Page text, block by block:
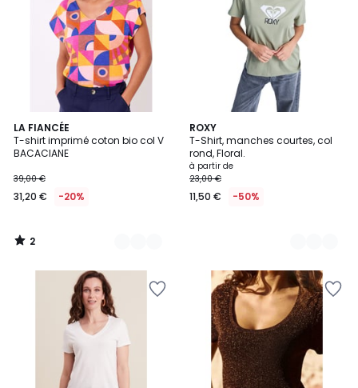
LA FIANCÉE
T-shirt imprimé coton bio col V
BACACIANE
39,00 €
31,20 € -20%
2
/
5
5
Couleurs
2
/
ROXY
T-Shirt, manches courtes, col
rond, Floral.
à partir de
23,00 €
11,50 € -50%
8
Couleurs